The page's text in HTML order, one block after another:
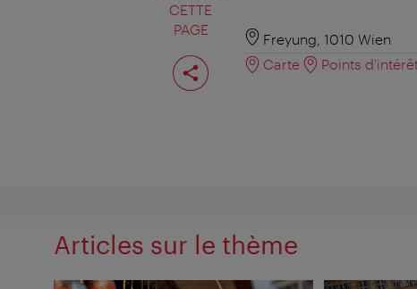
CETTE
PAGE
Partager
cette
page
Freyung, 1010 Wien
Carte
Points
Articles sur le thème